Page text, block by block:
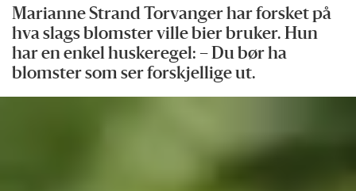
Marianne Strand Torvanger har forsket på
hva slags blomster ville bier bruker. Hun
har en enkel huskeregel: – Du bør ha
blomster som ser forskjellige ut.